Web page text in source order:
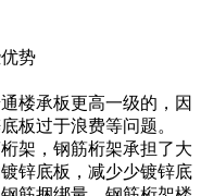
势
楼承板更高一级的，因
板过于浪费等问题。
架，钢筋桁架承担了大
锌底板，减少少镀锌底